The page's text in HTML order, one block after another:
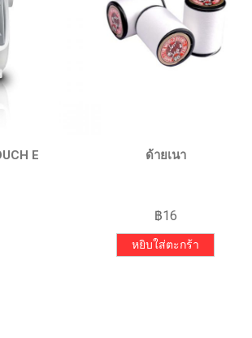
E QUICK VIEW
ด้ายเนา
฿16
หยิบใส่ตะกร้า